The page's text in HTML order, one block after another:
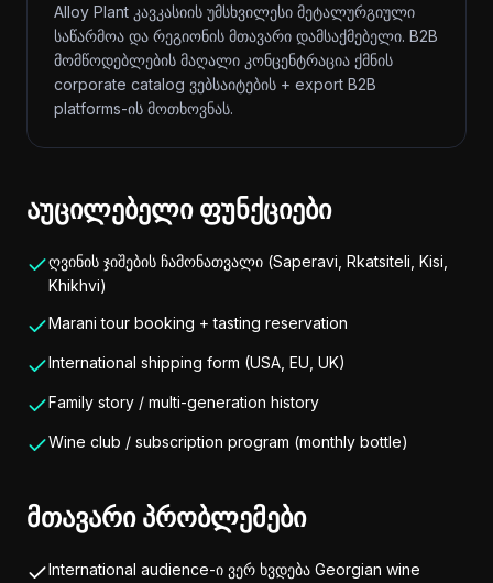
Alloy Plant კავკასიის უმსხვილესი მეტალურგიული
საწარმოა და რეგიონის მთავარი დამსაქმებელი. B2B
მომწოდებლების მაღალი კონცენტრაცია ქმნის
corporate catalog ვებსაიტების + export B2B
platforms-ის მოთხოვნას.
აუცილებელი ფუნქციები
ღვინის ჯიშების ჩამონათვალი (Saperavi, Rkatsiteli, Kisi,
Khikhvi)
Marani tour booking + tasting reservation
International shipping form (USA, EU, UK)
Family story / multi-generation history
Wine club / subscription program (monthly bottle)
მთავარი პრობლემები
International audience-ი ვერ ხვდება Georgian wine